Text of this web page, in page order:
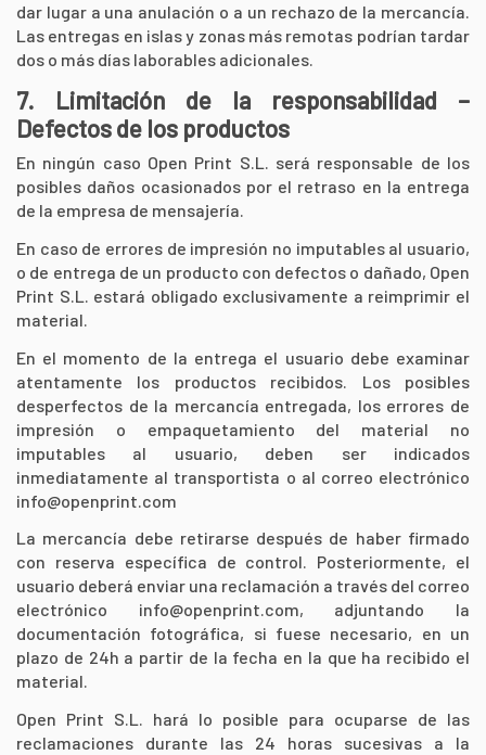
dar lugar a una anulación o a un rechazo de la mercancía.
Las entregas en islas y zonas más remotas podrían tardar
dos o más días laborables adicionales.
7. Limitación de la responsabilidad –
Defectos de los productos
En ningún caso Open Print S.L. será responsable de los
posibles daños ocasionados por el retraso en la entrega
de la empresa de mensajería.
En caso de errores de impresión no imputables al usuario,
o de entrega de un producto con defectos o dañado, Open
Print S.L. estará obligado exclusivamente a reimprimir el
material.
En el momento de la entrega el usuario debe examinar
atentamente los productos recibidos. Los posibles
desperfectos de la mercancía entregada, los errores de
impresión o empaquetamiento del material no
imputables al usuario, deben ser indicados
inmediatamente al transportista o al correo electrónico
info@openprint.com
La mercancía debe retirarse después de haber firmado
con reserva específica de control. Posteriormente, el
usuario deberá enviar una reclamación a través del correo
electrónico info@openprint.com, adjuntando la
documentación fotográfica, si fuese necesario, en un
plazo de 24h a partir de la fecha en la que ha recibido el
material.
Open Print S.L. hará lo posible para ocuparse de las
reclamaciones durante las 24 horas sucesivas a la